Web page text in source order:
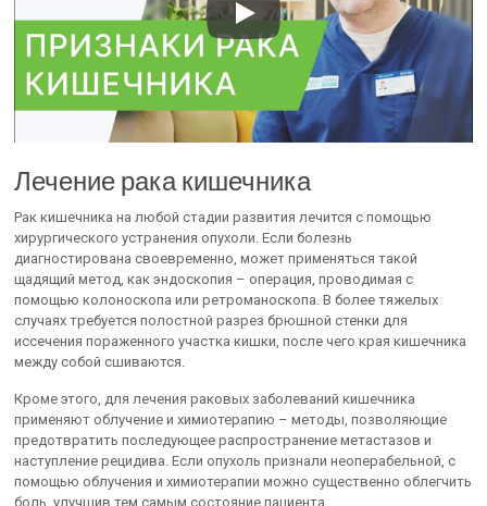
Лечение рака кишечника
Рак кишечника на любой стадии развития лечится с помощью
хирургического устранения опухоли. Если болезнь
диагностирована своевременно, может применяться такой
щадящий метод, как эндоскопия – операция, проводимая с
помощью колоноскопа или ретроманоскопа. В более тяжелых
случаях требуется полостной разрез брюшной стенки для
иссечения пораженного участка кишки, после чего края кишечника
между собой сшиваются.
Кроме этого, для лечения раковых заболеваний кишечника
применяют облучение и химиотерапию – методы, позволяющие
предотвратить последующее распространение метастазов и
наступление рецидива. Если опухоль признали неоперабельной, с
помощью облучения и химиотерапии можно существенно облегчить
боль, улучшив тем самым состояние пациента.